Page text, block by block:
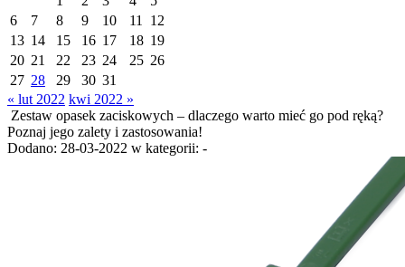
6
7 8 9 10 11
12
13 14 15 16 17 18 19
20 21 22 23 24 25 26
27 28 29 30 31
« lut 2022 kwi 2022 »
Zestaw opasek zaciskowych – dlaczego warto mieć go pod ręką?
Poznaj jego zalety i zastosowania!
Dodano: 28-03-2022 w kategorii: -